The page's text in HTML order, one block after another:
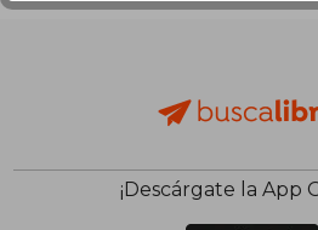
¡Descárgate la App